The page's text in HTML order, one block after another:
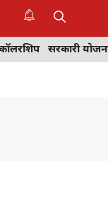
सरकारी